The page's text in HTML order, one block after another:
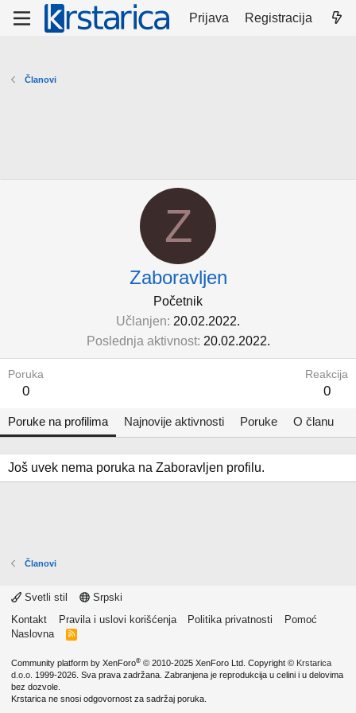
Prijava Registracija
Članovi
Z
Zaboravljen
Početnik
Učlanjen 20.02.2022.
Poslednja aktivnost 20.02.2022.
Poruka
0
Reakcija
0
Poruke na profilima Najnovije aktivnosti Poruke O članu
Još uvek nema poruka na Zaboravljen profilu.
Članovi
Svetli stil
Srpski
Kontakt
Pravila i uslovi korišćenja Politika privatnosti
Pomoć
Naslovna
R
Community platform by XenForo® © 2010-2025 XenForo Ltd. Copyright © Krstarica
d.o.o. 1999-2026. Sva prava zadržana. Zabranjena je reprodukcija u celini i u delovima
bez dozvole.
Krstarica ne snosi odgovornost za sadržaj poruka.